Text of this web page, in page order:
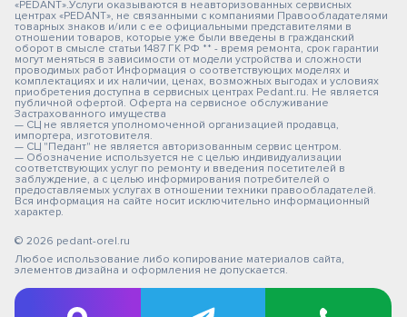
«PEDANT».Услуги оказываются в неавторизованных сервисных
центрах «PEDANT», не связанными с компаниями Правообладателями
товарных знаков и/или с ее официальными представителями в
отношении товаров, которые уже были введены в гражданский
оборот в смысле статьи 1487 ГК РФ ** - время ремонта, срок гарантии
могут меняться в зависимости от модели устройства и сложности
проводимых работ Информация о соответствующих моделях и
комплектациях и их наличии, ценах, возможных выгодах и условиях
приобретения доступна в сервисных центрах Pedant.ru. Не является
публичной офертой. Оферта на сервисное обслуживание
Застрахованного имущества
— СЦ не является уполномоченной организацией продавца,
импортера, изготовителя.
— СЦ "Педант" не является авторизованным сервис центром.
— Обозначение используется не с целью индивидуализации
соответствующих услуг по ремонту и введения посетителей в
заблуждение, а с целью информирования потребителей о
предоставляемых услугах в отношении техники правообладателей.
Вся информация на сайте носит исключительно информационный
характер.
© 2026 pedant-orel.ru
Любое использование либо копирование материалов сайта,
элементов дизайна и оформления не допускается.